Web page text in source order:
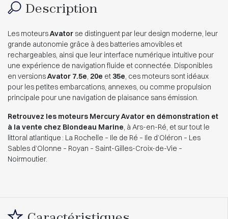
Description
Les moteursAvator se distinguent par leur design moderne, leur
grande autonomie grâce à des batteries amovibles et
rechargeables, ainsi que leur interface numérique intuitive pour
une expérience de navigation fluide et connectée. Disponibles
en versionsAvator 7.5e, 20e et 35e, ces moteurs sont idéaux
pour les petites embarcations, annexes, ou comme propulsion
principale pour une navigation de plaisance sans émission.
Retrouvez les moteurs Mercury Avator en démonstration et
à la vente chez Blondeau Marine, à Ars-en-Ré, et sur tout le
littoral atlantique : La Rochelle – Ile de Ré – Ile d’Oléron – Les
Sables d’Olonne – Royan – Saint-Gilles-Croix-de-Vie –
Noirmoutier.